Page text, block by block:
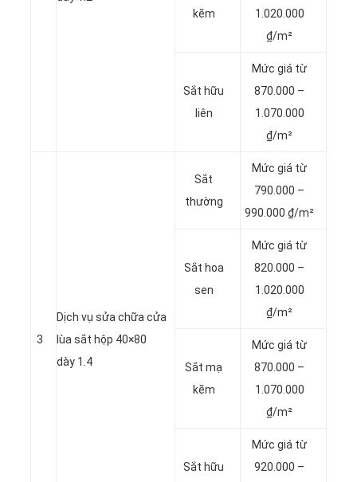
kẽm
1.020.000
₫/m²
Sắt hữu
liên
Mức giá từ
870.000 –
1.070.000
₫/m²
3
Dịch vụ sửa chữa cửa
lùa sắt hộp 40×80
dày 1.4
Sắt
thường
Mức giá từ
790.000 –
990.000 ₫/m²
Sắt hoa
sen
Mức giá từ
820.000 –
1.020.000
₫/m²
Sắt mạ
kẽm
Mức giá từ
870.000 –
1.070.000
₫/m²
Sắt hữu
Mức giá từ
920.000 –